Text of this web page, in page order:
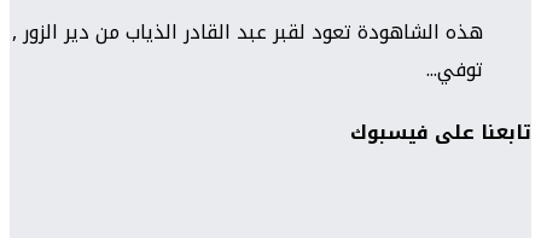
هذه الشاهودة تعود لقبر عبد القادر الذياب من دير الزور ,
توفي...
تابعنا على فيسبوك